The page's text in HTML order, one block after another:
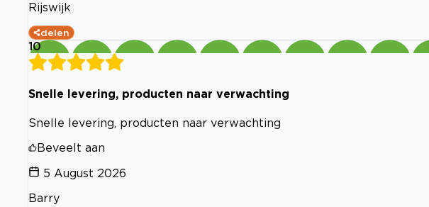
Rijswijk
delen
10
Snelle levering, producten naar verwachting
Snelle levering, producten naar verwachting
Beveelt aan
5 August 2026
Barry